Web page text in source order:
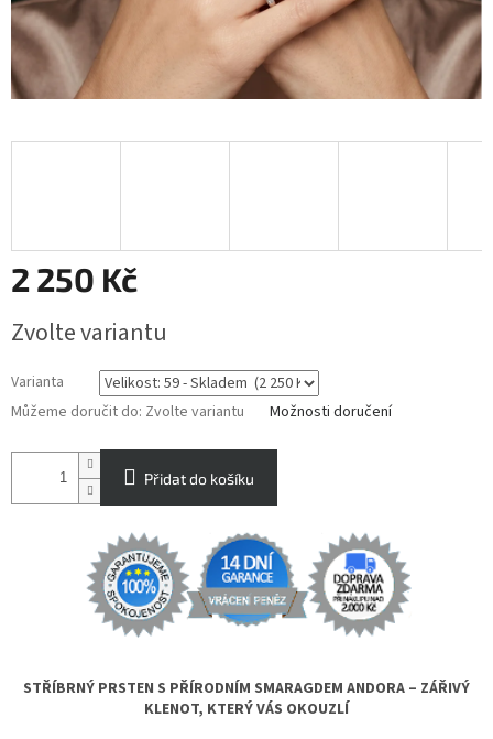
2 250 Kč
cena:
Zvolte variantu
Varianta
Můžeme doručit do: Zvolte variantu Možnosti doručení
Přidat do košíku
STŘÍBRNÝ PRSTEN S PŘÍRODNÍM SMARAGDEM ANDORA – ZÁŘIVÝ
KLENOT, KTERÝ VÁS OKOUZLÍ